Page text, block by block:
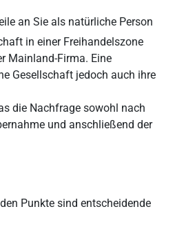
an Sie als natürliche Person
in einer Freihandelszone
Mainland-Firma. Eine
Gesellschaft jedoch auch ihre
die Nachfrage sowohl nach
und anschließend der
Punkte sind entscheidende